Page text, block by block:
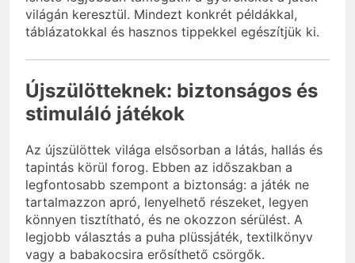
világán keresztül. Mindezt konkrét példákkal,
táblázatokkal és hasznos tippekkel egészítjük ki.
Újszülötteknek: biztonságos és
stimuláló játékok
Az újszülöttek világa elsősorban a látás, hallás és
tapintás körül forog. Ebben az időszakban a
legfontosabb szempont a biztonság: a játék ne
tartalmazzon apró, lenyelhető részeket, legyen
könnyen tisztítható, és ne okozzon sérülést. A
legjobb választás a puha plüssjáték, textilkönyv
vagy a babakocsira erősíthető csörgők.